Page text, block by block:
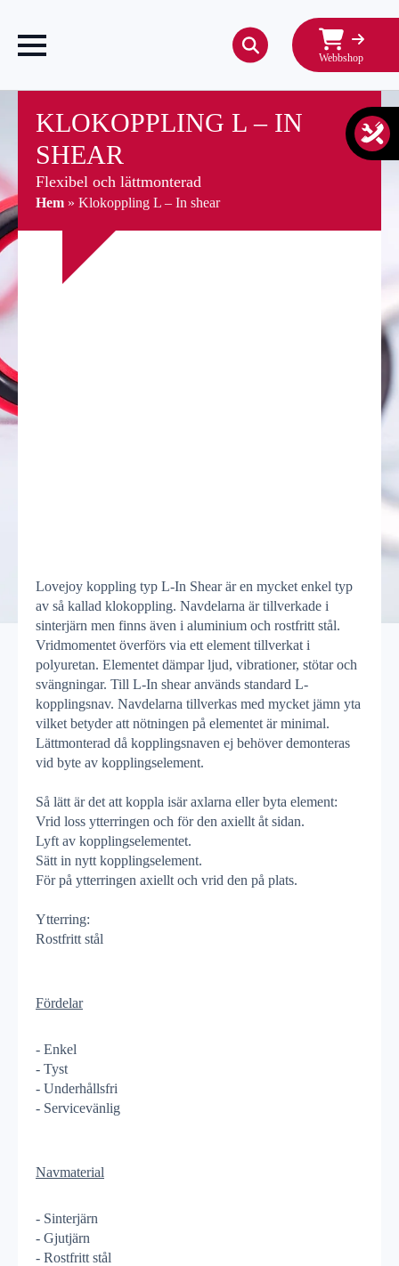
Webbshop
KLOKOPPLING L – IN
SHEAR
Flexibel och lättmonterad
Hem » Klokoppling L – In shear
Lovejoy koppling typ L-In Shear är en mycket enkel typ
av så kallad klokoppling. Navdelarna är tillverkade i
sinterjärn men finns även i aluminium och rostfritt stål.
Vridmomentet överförs via ett element tillverkat i
polyuretan. Elementet dämpar ljud, vibrationer, stötar och
svängningar. Till L-In shear används standard L-
kopplingsnav. Navdelarna tillverkas med mycket jämn yta
vilket betyder att nötningen på elementet är minimal.
Lättmonterad då kopplingsnaven ej behöver demonteras
vid byte av kopplingselement.
Så lätt är det att koppla isär axlarna eller byta element:
Vrid loss ytterringen och för den axiellt åt sidan.
Lyft av kopplingselementet.
Sätt in nytt kopplingselement.
För på ytterringen axiellt och vrid den på plats.
Ytterring:
Rostfritt stål
Fördelar
- Enkel
- Tyst
- Underhållsfri
- Servicevänlig
Navmaterial
- Sinterjärn
- Gjutjärn
- Rostfritt stål